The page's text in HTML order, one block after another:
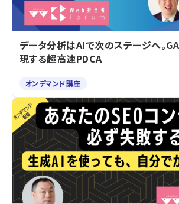
データ分析はAIで次のステージへ。
現する超高速PDCA
オンデマンド講座